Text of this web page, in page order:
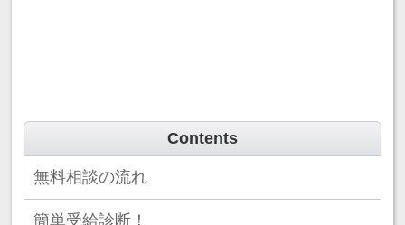
Contents
無料相談の流れ
簡単受給診断！